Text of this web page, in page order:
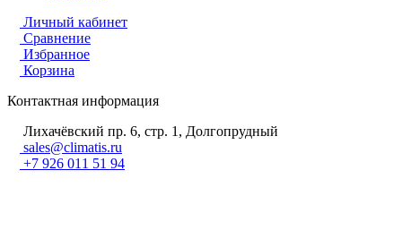
Личный кабинет
Сравнение
Избранное
Корзина
Контактная информация
Лихачёвский пр. 6, стр. 1, Долгопрудный
sales@climatis.ru
+7 926 011 51 94